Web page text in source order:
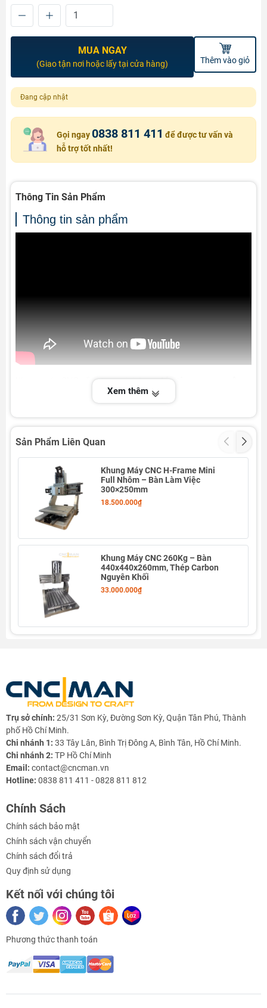
MUA NGAY
(Giao tận nơi hoặc lấy tại cửa hàng) Thêm vào giỏ
Đang cập nhật
Gọi ngay 0838 811 411 để được tư vấn và
hỗ trợ tốt nhất!
Thông Tin Sản Phẩm
Thông tin sản phẩm
Khung máy CNC cổng trục mini đượcđúc từ gang nguyên
, đảm bảo độ cứng vững và ổn định cao khi vận hành.
130kg, khung đã đượcgia công tỉ mỉ tại các
vị trí lắp ray và vít me, sẵn sàng để khách hàng lắp ráp
trung tâm gia công mini, máy khắc CNC để bàn hoặc máy
phay chính xác
, đáp ứng nhu cầu gia công linh kiện nhỏ,
nhôm, đồng và nhựa kỹ thuật.
Thông số kỹ thuật
Thông số Giá trị
Kích thước
bàn làm việc
300 × 225 mm
Hành trình
trục X
220 mm
Hành trình
320 mm
Vít me bi phù
hợp
1605 hoặc 1610
Động cơ đề
xuất
Đường kính
trục chính
khung
Ứng dụng
Ưu điểm nổi bật
Khunggang đúc nguyên khối
dàng lắp đặt ray dẫn hướng & vít me.
Xem thêm
Sản Phẩm Liên Quan
Khung Máy CNC H-Frame Mini
Full Nhôm – Bàn Làm Việc
300×250mm
18.500.000₫
Khung Máy CNC 260Kg – Bàn
440x440x260mm, Thép Carbon
Nguyên Khối
33.000.000₫
Trụ sở chính: 25/31 Sơn Kỳ, Đường Sơn Kỳ, Quận Tân Phú, Thành
phố Hồ Chí Minh.
Chi nhánh 1: 33 Tây Lân, Bình Trị Đông A, Bình Tân, Hồ Chí Minh.
Chi nhánh 2: TP Hồ Chí Minh
Email: contact@cncman.vn
Hotline: 0838 811 411 - 0828 811 812
Chính Sách
Chính sách bảo mật
Chính sách vận chuyển
Chính sách đổi trả
Quy định sử dụng
Kết nối với chúng tôi
Phương thức thanh toán